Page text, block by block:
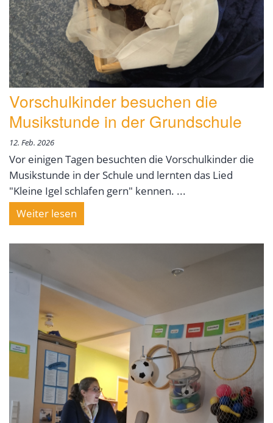
Vorschulkinder besuchen die
Musikstunde in der Grundschule
12. Feb. 2026
Vor einigen Tagen besuchten die Vorschulkinder die
Musikstunde in der Schule und lernten das Lied
"Kleine Igel schlafen gern" kennen. ...
Weiter lesen